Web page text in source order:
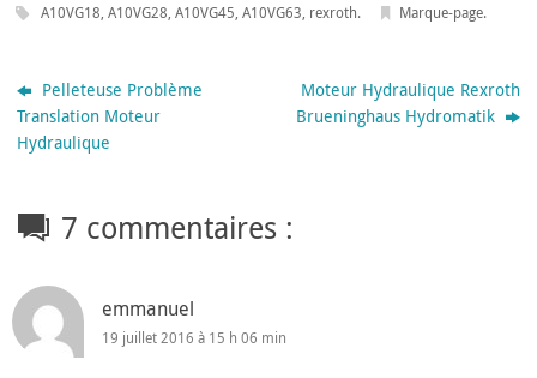
A10VG18, A10VG28, A10VG45, A10VG63, rexroth. Marque-page.
Pelleteuse Problème
Translation Moteur
Hydraulique
Moteur Hydraulique Rexroth
Brueninghaus Hydromatik
7 commentaires :
emmanuel
19 juillet 2016 à 15 h 06 min